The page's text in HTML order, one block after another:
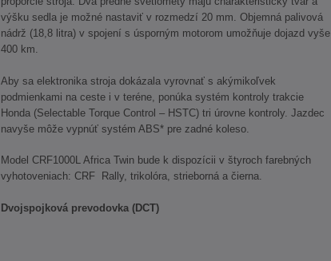
výšku sedla je možné nastaviť v rozmedzí 20 mm. Objemná palivová
nádrž (18,8 litra) v spojení s úsporným motorom umožňuje dojazd vyše
400 km.
Aby sa elektronika stroja dokázala vyrovnať s akýmikoľvek
podmienkami na ceste i v teréne, ponúka systém kontroly trakcie
Honda (Selectable Torque Control – HSTC) tri úrovne kontroly. Jazdec
navyše môže vypnúť systém ABS* pre zadné koleso.
Model CRF1000L Africa Twin bude k dispozícii v štyroch farebných
vyhotoveniach: CRF Rally, trikolóra, strieborná a čierna.
Dvojspojková prevodovka (DCT)